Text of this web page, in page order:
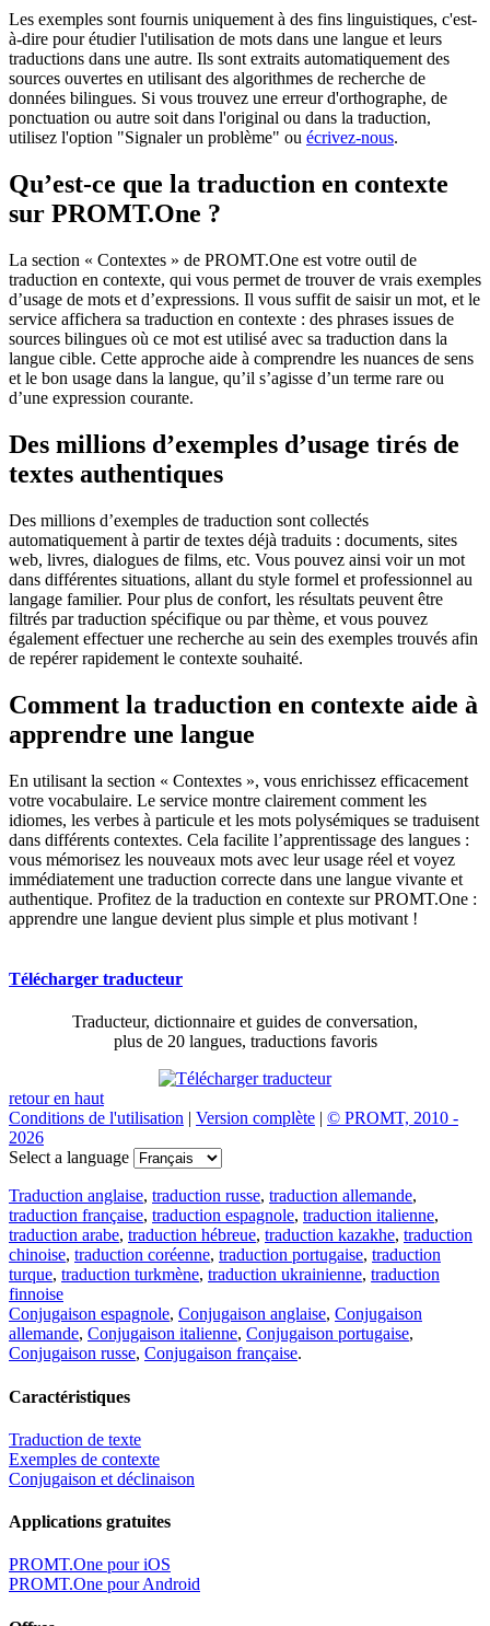
Les exemples sont fournis uniquement à des fins linguistiques, c'est-
à-dire pour étudier l'utilisation de mots dans une langue et leurs
traductions dans une autre. Ils sont extraits automatiquement des
sources ouvertes en utilisant des algorithmes de recherche de
données bilingues. Si vous trouvez une erreur d'orthographe, de
ponctuation ou autre soit dans l'original ou dans la traduction,
utilisez l'option "Signaler un problème" ou écrivez-nous.
Qu’est-ce que la traduction en contexte
sur PROMT.One ?
La section « Contextes » de PROMT.One est votre outil de
traduction en contexte, qui vous permet de trouver de vrais exemples
d’usage de mots et d’expressions. Il vous suffit de saisir un mot, et le
service affichera sa traduction en contexte : des phrases issues de
sources bilingues où ce mot est utilisé avec sa traduction dans la
langue cible. Cette approche aide à comprendre les nuances de sens
et le bon usage dans la langue, qu’il s’agisse d’un terme rare ou
d’une expression courante.
Des millions d’exemples d’usage tirés de
textes authentiques
Des millions d’exemples de traduction sont collectés
automatiquement à partir de textes déjà traduits : documents, sites
web, livres, dialogues de films, etc. Vous pouvez ainsi voir un mot
dans différentes situations, allant du style formel et professionnel au
langage familier. Pour plus de confort, les résultats peuvent être
filtrés par traduction spécifique ou par thème, et vous pouvez
également effectuer une recherche au sein des exemples trouvés afin
de repérer rapidement le contexte souhaité.
Comment la traduction en contexte aide à
apprendre une langue
En utilisant la section « Contextes », vous enrichissez efficacement
votre vocabulaire. Le service montre clairement comment les
idiomes, les verbes à particule et les mots polysémiques se traduisent
dans différents contextes. Cela facilite l’apprentissage des langues :
vous mémorisez les nouveaux mots avec leur usage réel et voyez
immédiatement une traduction correcte dans une langue vivante et
authentique. Profitez de la traduction en contexte sur PROMT.One :
apprendre une langue devient plus simple et plus motivant !
Télécharger traducteur
Traducteur, dictionnaire et guides de conversation,
plus de 20 langues, traductions favoris
retour en haut
Conditions de l'utilisation | Version complète | © PROMT, 2010 -
2026
Select a language
Traduction anglaise, traduction russe, traduction allemande,
traduction française, traduction espagnole, traduction italienne,
traduction arabe, traduction hébreue, traduction kazakhe, traduction
chinoise, traduction coréenne, traduction portugaise, traduction
turque, traduction turkmène, traduction ukrainienne, traduction
finnoise
Conjugaison espagnole, Conjugaison anglaise, Conjugaison
allemande, Conjugaison italienne, Conjugaison portugaise,
Conjugaison russe, Conjugaison française.
Caractéristiques
Traduction de texte
Exemples de contexte
Conjugaison et déclinaison
Applications gratuites
PROMT.One pour iOS
PROMT.One pour Android